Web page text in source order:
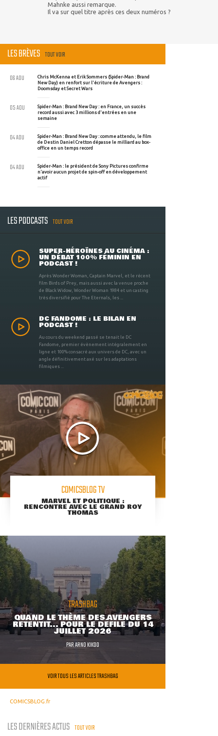
Mahnke aussi remarque.
Il va sur quel titre après ces deux numéros ?
LES BRÈVES TOUT VOIR
Chris McKenna et Erik Sommers (Spider-Man : Brand
New Day) en renfort sur l'écriture de Avengers :
Doomsday et Secret Wars
06 AOU
Spider-Man : Brand New Day : en France, un succès
record aussi avec 3 millions d'entrées en une
semaine
05 AOU
Spider-Man : Brand New Day : comme attendu, le film
de Destin Daniel Cretton dépasse le milliard au box-
office en un temps record
04 AOU
Spider-Man : le président de Sony Pictures confirme
n'avoir aucun projet de spin-off en développement
actif
04 AOU
LES PODCASTS TOUT VOIR
SUPER-HÉROÏNES AU CINÉMA :
UN DÉBAT 100% FÉMININ EN
PODCAST !
Après Wonder Woman, Captain Marvel, et le récent
film Birds of Prey, mais aussi avec la venue proche
de Black Widow, Wonder Woman 1984 et un casting
très diversifié pour The Eternals, les ...
DC FANDOME : LE BILAN EN
PODCAST !
Au cours du weekend passé se tenait le DC
Fandome, premier évènement intégralement en
ligne et 100% consacré aux univers de DC, avec un
angle définitivement axé sur les adaptations
filmiques ...
COMICSBLOG TV
MARVEL ET POLITIQUE :
RENCONTRE AVEC LE GRAND ROY
THOMAS
TRASHBAG
QUAND LE THÈME DES AVENGERS
RETENTIT... POUR LE DÉFILÉ DU 14
JUILLET 2026
PARARNO KIKOO
VOIR TOUS LES ARTICLES TRASHBAG
COMICSBLOG.fr
LES DERNIÈRES ACTUS TOUT VOIR